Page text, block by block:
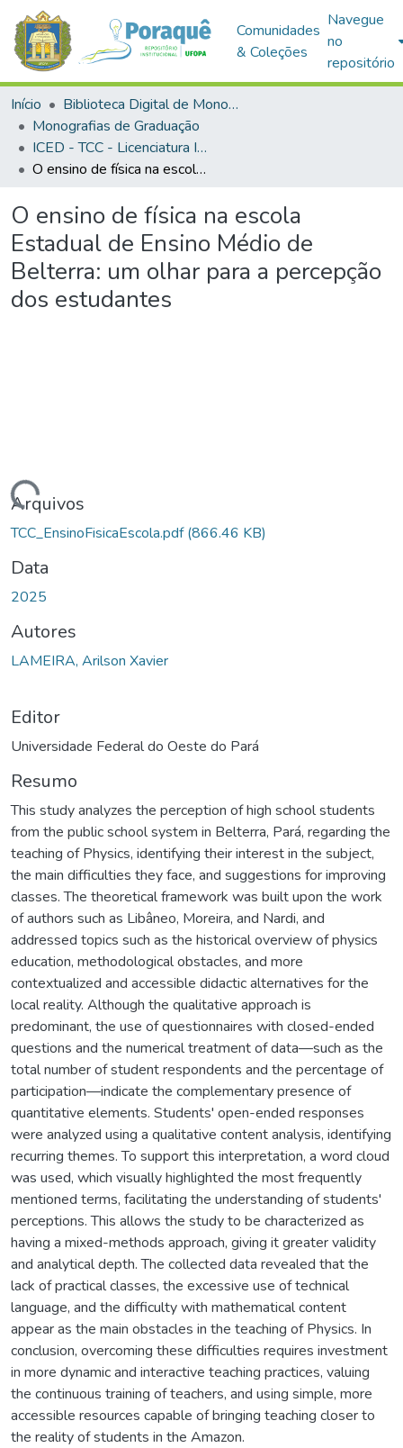
Comunidades
& Coleções
Navegue
no
repositório
Início
Biblioteca Digital de Monografias (BDM)
Monografias de Graduação
ICED - TCC - Licenciatura Integrada em Matemática e Física
O ensino de física na escola Estadual de Ensino Médio de Belterra: um olhar para a percepção dos estudantes
O ensino de física na escola
Estadual de Ensino Médio de
Belterra: um olhar para a percepção
dos estudantes
Arquivos
TCC_EnsinoFisicaEscola.pdf(866.46 KB)
Data
2025
Autores
LAMEIRA, Arilson Xavier
Editor
Universidade Federal do Oeste do Pará
Resumo
This study analyzes the perception of high school students
from the public school system in Belterra, Pará, regarding the
teaching of Physics, identifying their interest in the subject,
the main difficulties they face, and suggestions for improving
classes. The theoretical framework was built upon the work
of authors such as Libâneo, Moreira, and Nardi, and
addressed topics such as the historical overview of physics
education, methodological obstacles, and more
contextualized and accessible didactic alternatives for the
local reality. Although the qualitative approach is
predominant, the use of questionnaires with closed-ended
questions and the numerical treatment of data—such as the
total number of student respondents and the percentage of
participation—indicate the complementary presence of
quantitative elements. Students' open-ended responses
were analyzed using a qualitative content analysis, identifying
recurring themes. To support this interpretation, a word cloud
was used, which visually highlighted the most frequently
mentioned terms, facilitating the understanding of students'
perceptions. This allows the study to be characterized as
having a mixed-methods approach, giving it greater validity
and analytical depth. The collected data revealed that the
lack of practical classes, the excessive use of technical
language, and the difficulty with mathematical content
appear as the main obstacles in the teaching of Physics. In
conclusion, overcoming these difficulties requires investment
in more dynamic and interactive teaching practices, valuing
the continuous training of teachers, and using simple, more
accessible resources capable of bringing teaching closer to
the reality of students in the Amazon.